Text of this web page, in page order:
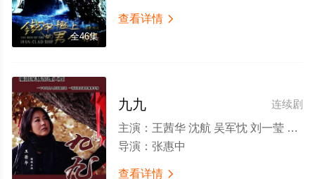
全46集
查看详情 
连续剧
九九
主演： 王茜华 沈航 吴军忱 刘一莹 李乃文 赵玲琪 李大强 王红梅
导演： 张惠中
查看详情 